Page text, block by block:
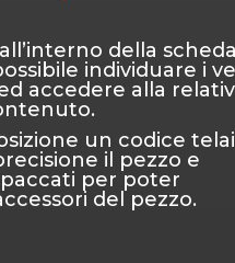
della scheda
individuare i
accedere alla
un codice
il pezzo e
per poter
del pezzo.